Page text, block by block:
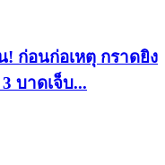
ก่อนก่อเหตุ กราดยิง
บาดเจ็บ...